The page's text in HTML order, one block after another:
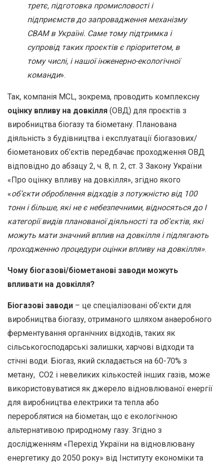
третє, підготовка промисловості і
підприємств до запровадження механізму
CBAM в Україні. Саме тому підтримка і
супровід таких проєктів є пріоритетом, в
тому числі, і нашої інженерно-екологічної
команди».
Так, компанія MCL, зокрема, проводить комплексну
оцінку впливу на довкілля (ОВД) для проєктів з
виробництва біогазу та біометану. Планована
діяльність з будівництва і експлуатації біогазових/
біометанових об’єктів передбачає проходження ОВД
відповідно до абзацу 2, ч. 8, п. 2, ст. 3 Закону України
«Про оцінку впливу на довкілля», згідно якого
«об’єкти оброблення відходів з потужністю від 100
тонн і більше, які не є небезпечними, відносяться до І
категорії видів планованої діяльності та об’єктів, які
можуть мати значний вплив на довкілля і підлягають
проходженню процедури оцінки впливу на довкілля».
Чому біогазові/біометанові заводи можуть
впливати на довкілля?
Біогазові заводи – це спеціалізовані об’єкти для
виробництва біогазу, отриманого шляхом анаеробного
ферментування органічних відходів, таких як
сільськогосподарські залишки, харчові відходи та
стічні води. Біогаз, який складається на 60-70% з
метану, СО2 і невеликих кількостей інших газів, може
використовуватися як джерело відновлюваної енергії
для виробництва електрики та тепла або
перероблятися на біометан, що є екологічною
альтернативою природному газу. Згідно з
дослідженням «Перехід України на відновлювану
енергетику до 2050 року» від Інституту економіки та